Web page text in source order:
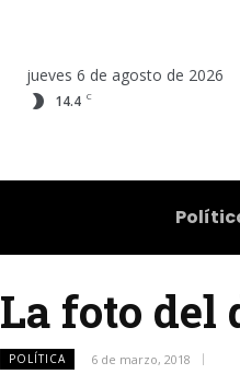
jueves 6 de agosto de 2026
14.4 C
La foto del
POLÍTICA 6 de marzo, 2018